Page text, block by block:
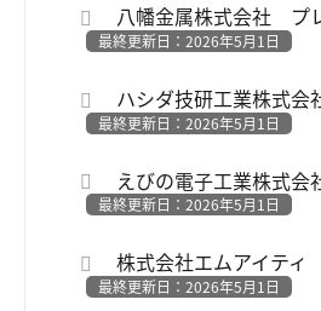
八幡金属株式会社 プ
最終更新日：2026年5月1日
ハシダ技研工業株式
最終更新日：2026年5月1日
えびの電子工業株式会
最終更新日：2026年5月1日
株式会社エムアイティ
最終更新日：2026年5月1日